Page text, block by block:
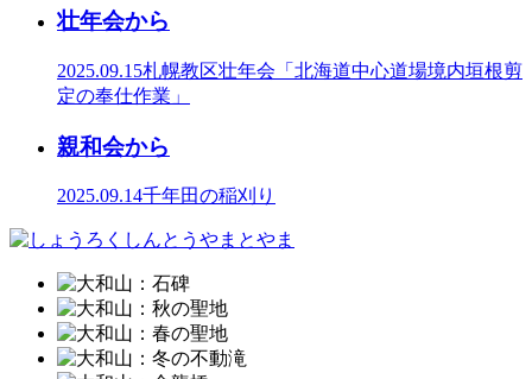
壮年会から
2025.09.15札幌教区壮年会「北海道中心道場境内垣根剪
定の奉仕作業」
親和会から
2025.09.14千年田の稲刈り